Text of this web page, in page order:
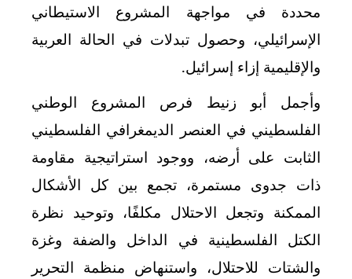
محددة في مواجهة المشروع الاستيطاني
الإسرائيلي، وحصول تبدلات في الحالة العربية
والإقليمية إزاء إسرائيل.
وأجمل أبو زنيط فرص المشروع الوطني
الفلسطيني في العنصر الديمغرافي الفلسطيني
الثابت على أرضه، ووجود استراتيجية مقاومة
ذات جدوى مستمرة، تجمع بين كل الأشكال
الممكنة وتجعل الاحتلال مكلفًا، وتوحيد نظرة
الكتل الفلسطينية في الداخل والضفة وغزة
والشتات للاحتلال، واستنهاض منظمة التحرير